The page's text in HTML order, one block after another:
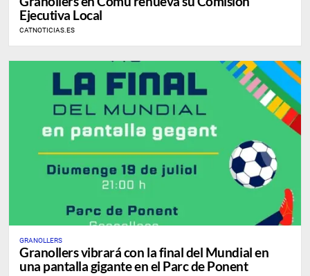
Ejecutiva Local
CATNOTICIAS.ES
GRANOLLERS
Granollers vibrará con la final del Mundial en
una pantalla gigante en el Parc de Ponent